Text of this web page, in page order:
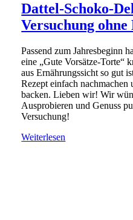
Dattel-Schoko-
Versuchung ohne
Passend zum Jahresbeginn
eine „Gute Vorsätze-Torte“
aus Ernährungssicht so gut
Rezept einfach nachmachen
backen. Lieben wir! Wir
Ausprobieren und Genuss
Versuchung!
Weiterlesen